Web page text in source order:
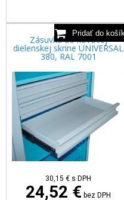
Zásuvka do kovovej
dielenskej skrine UNIVERSAL
380, RAL 7001
30,15 € s DPH
24,52 € bez DPH